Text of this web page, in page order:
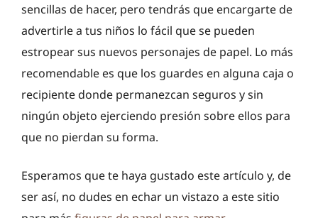
sencillas de hacer, pero tendrás que encargarte de
advertirle a tus niños lo fácil que se pueden
estropear sus nuevos personajes de papel. Lo más
recomendable es que los guardes en alguna caja o
recipiente donde permanezcan seguros y sin
ningún objeto ejerciendo presión sobre ellos para
que no pierdan su forma.
Esperamos que te haya gustado este artículo y, de
ser así, no dudes en echar un vistazo a este sitio